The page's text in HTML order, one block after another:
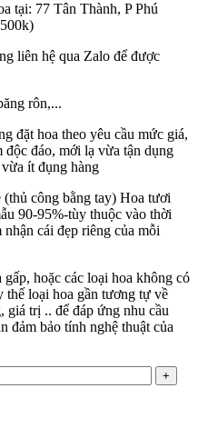
tại: 77 Tân Thành, P Phú
liên hệ qua Zalo để được
rôn,...
đặt hoa theo yêu cầu mức giá,
độc đáo, mới lạ vừa tận dụng
ít đụng hàng
(thủ công bằng tay) Hoa tươi
90-95%-tùy thuộc vào thời
cái đẹp riêng của mỗi
hoặc các loại hoa không có
loại hoa gần tương tự về
giá trị .. để đáp ứng nhu cầu
đảm bảo tính nghệ thuật của